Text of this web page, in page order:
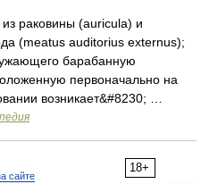
раковины (auricula) и
(meatus auditorius externus);
барабанную
первоначально на
возникает&#8230; …
18+
сайте